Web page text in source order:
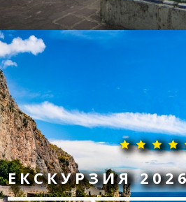
ЕКСКУРЗИЯ